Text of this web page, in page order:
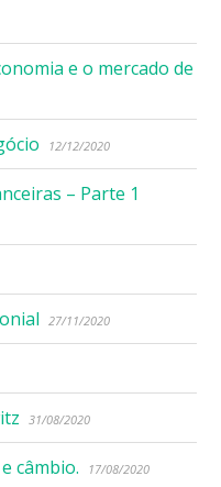
e o mercado de
12/12/2020
– Parte 1
27/11/2020
31/08/2020
câmbio. 17/08/2020